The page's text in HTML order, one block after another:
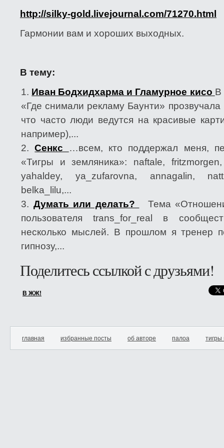
http://silky-gold.livejournal.com/71270.html
Гармонии вам и хороших выходных.
В тему:
Иван Бодхидхарма и Гламурное кисо В
«Где снимали рекламу Баунти»
что часто люди ведутся на красивые
например),...
Сенкс
…всем, кто поддержал меня,
«Тигры и земляника»: naftale,
yahaldey, ya_zufarovna, annagalin,
belka_lilu,...
Думать или делать?
Тема
пользователя trans_for_real в
несколько мыслей. В прошлом я тренер
гипнозу,...
Поделитесь ссылкой с друзьями!
В ЖЖ!
главная избранные посты об авторе палоа тигры